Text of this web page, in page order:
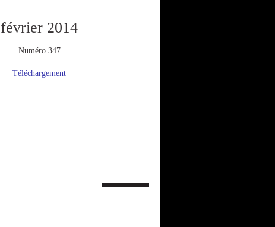
février 2014
Numéro 347
Téléchargement